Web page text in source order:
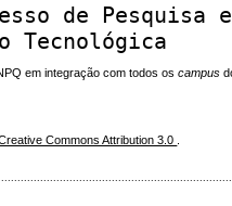
de Pesquisa
Tecnológica
em integração com todos oscampus
Commons Attribution 3.0